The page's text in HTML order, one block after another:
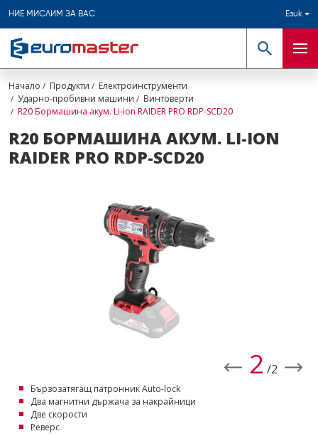
НИЕ МИСЛИМ ЗА ВАС Език
Търсене
Начало Продукти
Електроинструменти
Ударно-пробивни машини
Винтоверти
R20 Бормашина акум. Li-ion RAIDER PRO RDP-SCD20
R20 БОРМАШИНА АКУМ. LI-ION
RAIDER PRO RDP-SCD20
2 /2
Бързозатягащ патронник Auto-lock
Два магнитни държача за накрайници
Две скорости
Реверс